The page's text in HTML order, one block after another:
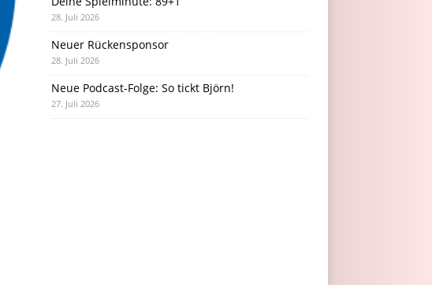
28. Juli 2026
Neuer Rückensponsor
28. Juli 2026
Neue Podcast-Folge: So tickt Björn!
27. Juli 2026